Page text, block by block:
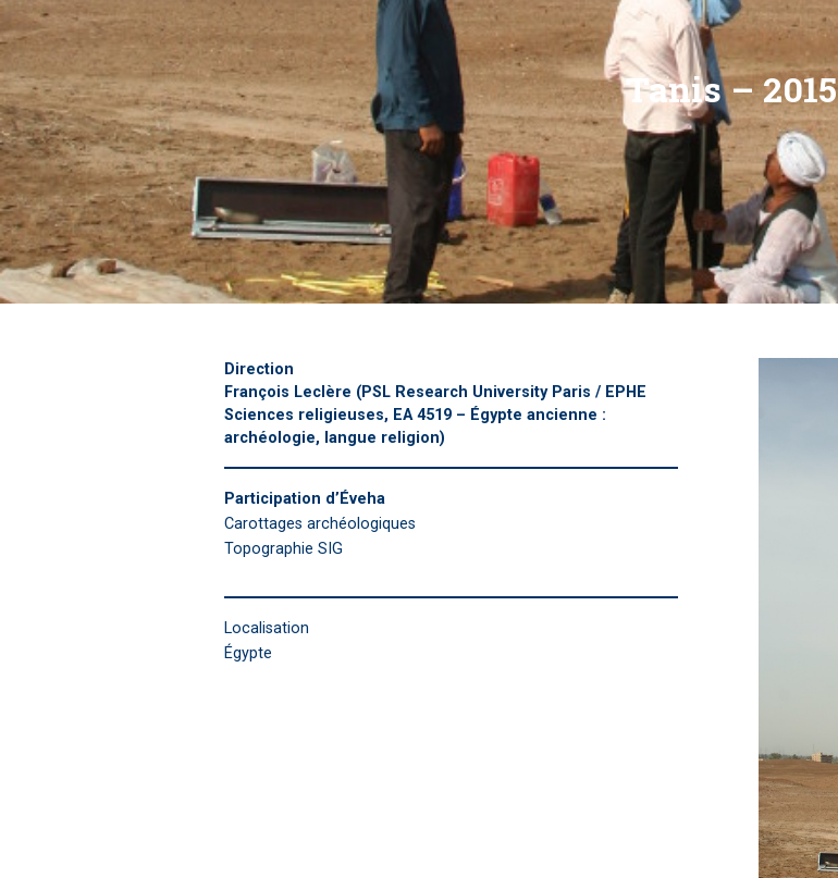
Tanis – 2015
Direction
François Leclère (PSL Research University Paris / EPHE
Sciences religieuses, EA 4519 – Égypte ancienne :
archéologie, langue religion)
Participation d’Éveha
Carottages archéologiques
Topographie SIG
Localisation
Égypte